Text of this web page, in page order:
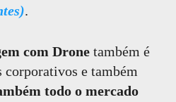
.
com Drone também é
corporativos e também
todo o mercado